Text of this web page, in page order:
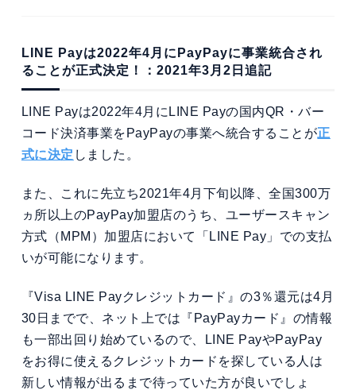
LINE Payは2022年4月にPayPayに事業統合され
ることが正式決定！：2021年3月2日追記
LINE Payは2022年4月にLINE Payの国内QR・バー
コード決済事業をPayPayの事業へ統合することが正
式に決定 しました。
また、これに先立ち2021年4月下旬以降、全国300万
ヵ所以上のPayPay加盟店のうち、ユーザースキャン
方式（MPM）加盟店において「LINE Pay」での支払
いが可能になります。
『Visa LINE Payクレジットカード』の3％還元は4月
30日までで、ネット上では『PayPayカード』の情報
も一部出回り始めているので、LINE PayやPayPay
をお得に使えるクレジットカードを探している人は
新しい情報が出るまで待っていた方が良いでしょ